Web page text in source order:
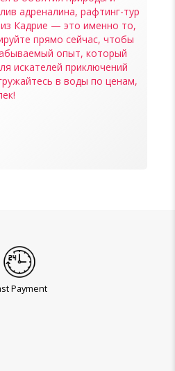
адреналина, рафтинг-тур
Кадрие — это именно то,
прямо сейчас, чтобы
опыт, который
искателей приключений
в воды по ценам,
Payment